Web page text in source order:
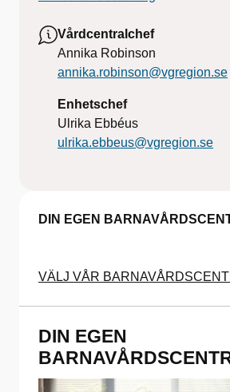
Vårdcentralchef
Annika Robinson
annika.robinson@vgregion.se
Enhetschef
Ulrika Ebbéus
ulrika.ebbeus@vgregion.se
DIN EGEN
VÄLJ VÅR
DIN EGEN